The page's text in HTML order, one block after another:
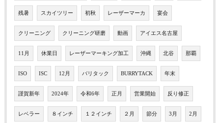
残暑 スカイツリー 初秋 レーザーマーカ 宴会
クリーニング クリーニング研磨 動画 アイエス名古屋
11月 休業日 レーザーマーキング加工 沖縄 北谷 那覇
ISO ISC 12月 バリタック BURRYTACK 年末
謹賀新年 2024年 令和6年 正月 営業開始 反り修正
レベラー ８インチ １２インチ ２月 節分 3月 2月